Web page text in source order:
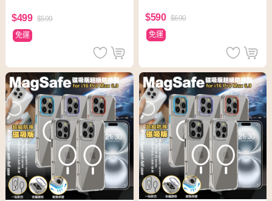
$499 $599
免運
$590 $690
免運